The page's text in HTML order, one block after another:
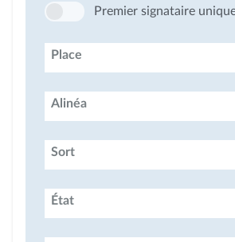
Premier signataire
Place
Alinéa
Sort
État